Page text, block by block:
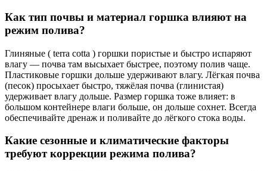
Как тип почвы и материал горшка влияют на
режим полива?
Глиняные ( terra cotta ) горшки пористые и быстро испаряют
влагу — почва там высыхает быстрее, поэтому полив чаще.
Пластиковые горшки дольше удерживают влагу. Лёгкая почва
(песок) просыхает быстро, тяжёлая почва (глинистая)
удерживает влагу дольше. Размер горшка тоже влияет: в
большом контейнере влаги больше, он дольше сохнет. Всегда
обеспечивайте дренаж и поливайте до лёгкого стока воды.
Какие сезонные и климатические факторы
требуют коррекции режима полива?